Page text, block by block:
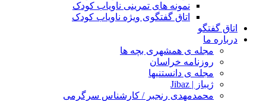
نمونه های تمرینی ناویاب کودک
اتاق گفتگوی ویژه ناویاب کودک
اتاق گفتگو
درباره ما
مجله ی همشهری بچه ها
روزنامه خراسان
مجله ی دانستنیها
ژیباز | Jibaz
محمدمهدی رنجبر / کارشناس سرگرمی